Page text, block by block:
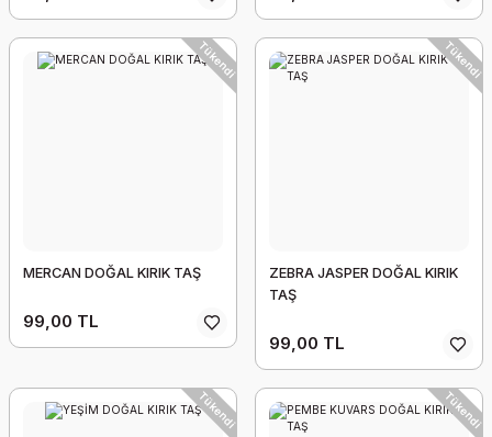
Tükendi
MERCAN DOĞAL KIRIK TAŞ
99,00 TL
Tükendi
ZEBRA JASPER DOĞAL KIRIK
TAŞ
99,00 TL
Tükendi Tükendi